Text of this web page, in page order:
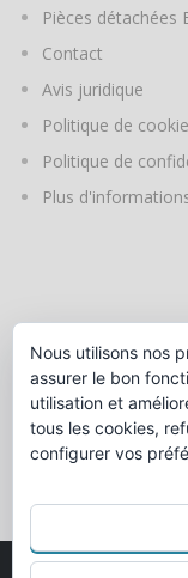
Pièces détachées
Contact
Avis juridique
Politique de
Politique de
Plus
LANGUES
par
Nous utilisons nos
assurer le bon
utilisation et
tous les cookies,
configurer vos